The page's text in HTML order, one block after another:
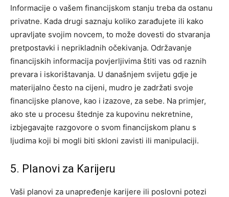
Informacije o vašem financijskom stanju treba da ostanu
privatne. Kada drugi saznaju koliko zarađujete ili kako
upravljate svojim novcem, to može dovesti do stvaranja
pretpostavki i neprikladnih očekivanja. Održavanje
financijskih informacija povjerljivima štiti vas od raznih
prevara i iskorištavanja. U današnjem svijetu gdje je
materijalno često na cijeni, mudro je zadržati svoje
financijske planove, kao i izazove, za sebe. Na primjer,
ako ste u procesu štednje za kupovinu nekretnine,
izbjegavajte razgovore o svom financijskom planu s
ljudima koji bi mogli biti skloni zavisti ili manipulaciji.
5. Planovi za Karijeru
Vaši planovi za unapređenje karijere ili poslovni potezi